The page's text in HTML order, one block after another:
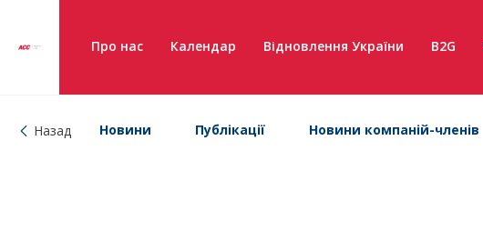
Про нас Календар Відновлення України B2G
Назад Новини Публікації Новини компаній-членів